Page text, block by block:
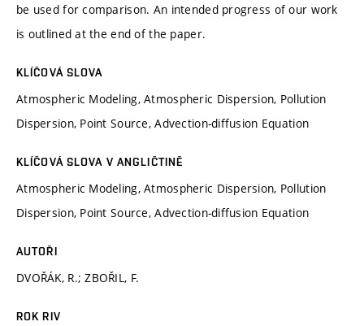
be used for comparison. An intended progress of our work
is outlined at the end of the paper.
KLÍČOVÁ SLOVA
Atmospheric Modeling, Atmospheric Dispersion, Pollution
Dispersion, Point Source, Advection-diffusion Equation
KLÍČOVÁ SLOVA V ANGLIČTINĚ
Atmospheric Modeling, Atmospheric Dispersion, Pollution
Dispersion, Point Source, Advection-diffusion Equation
AUTOŘI
DVOŘÁK, R.; ZBOŘIL, F.
ROK RIV